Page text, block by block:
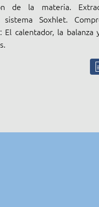
de la materia.
Soxhlet.
El calentador, la